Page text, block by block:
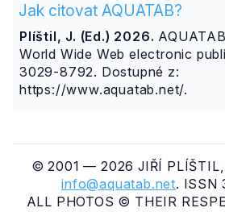
Jak citovat AQUATAB?
Plíštil, J. (Ed.) 2026.
World Wide Web electronic
3029-8792. Dostupné z:
https://www.aquatab.net/.
© 2001 — 2026 JIŘÍ PLÍŠTIL,
info@aquatab.net. ISSN
ALL PHOTOS © THEIR